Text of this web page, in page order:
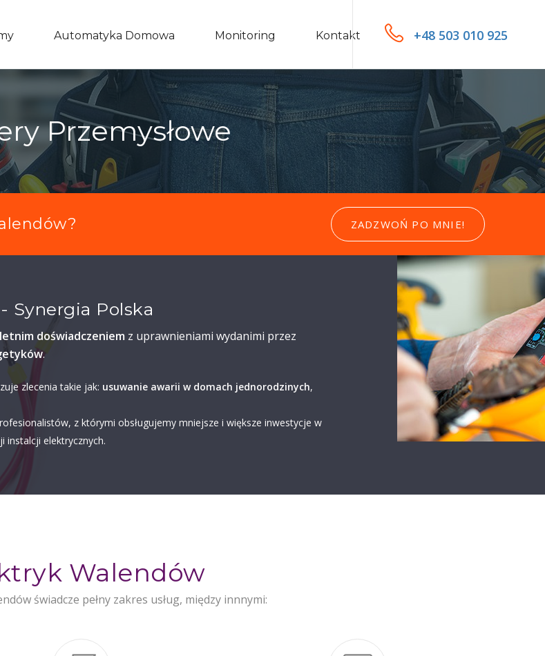
Automatyka Domowa Monitoring Kontakt +48 503 010 925
Przemysłowe
ZADZWOŃ PO MNIE!
Synergia Polska
doświadczeniem z uprawnieniami wydanimi przez
.
zlecenia takie jak: usuwanie awarii w domach jednorodzinych,
z którymi obsługujemy mniejsze i większe inwestycje w
instalcji elektrycznych.
Walendów
świadcze pełny zakres usług, między innnymi: